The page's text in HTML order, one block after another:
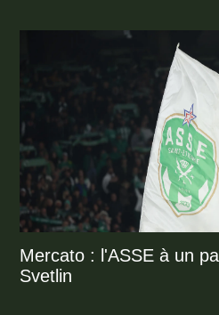
Mercato : l'ASSE à un
Svetlin